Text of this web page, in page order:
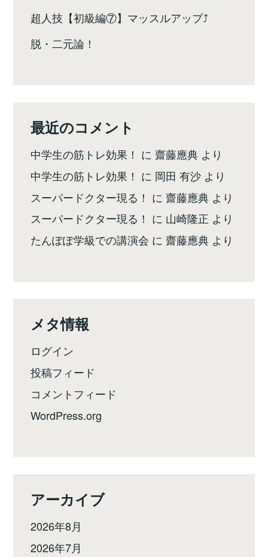
超人技【初級編⑦】マッスルアップ⤴️
脱・二元論！
最近のコメント
中学生の筋トレ効果！ に齋藤應典 より
中学生の筋トレ効果！ に 岡田 有沙 より
スーパードクター現る！ に齋藤應典 より
スーパードクター現る！ に 山崎隆正 より
たんぽぽ学級での講演会 に齋藤應典 より
メタ情報
ログイン
投稿フィード
コメントフィード
WordPress.org
アーカイブ
2026年8月
2026年7月